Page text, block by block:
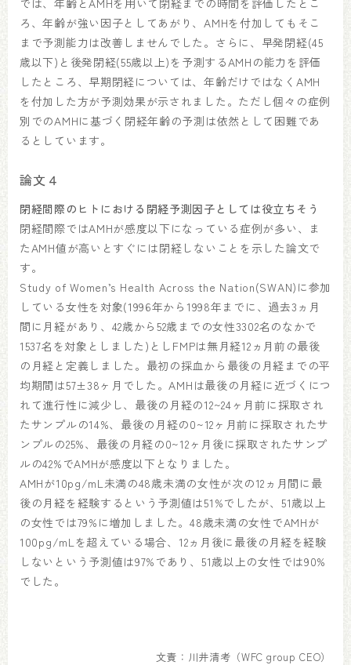
では、年齢とAMHを用いて閉経までの時間を評価したとこ
ろ、年齢が強い因子としてあがり、AMHを付加してもそこ
まで予測能力は改善しませんでした。さらに、早発閉経(45
歳以下)と後発閉経(55歳以上)を予測するAMHの能力を評価
したところ、早期閉経については、年齢だけではなくAMH
を付加した方が予測効果が示されました。ただし個々の症例
別でのAMHに基づく閉経年齢の予測は依然として困難であ
るとしています。
論文４
閉経間際のヒトにおける閉経予測因子としては役立ちそう
閉経間際ではAMHが感度以下になっている症例が多い、ま
たAMH値が高いとすぐには閉経しないことを示した論文で
す。
Study of Women’s Health Across the Nation(SWAN)に参加
している女性を対象(1996年から1998年までに、過去3ヵ月
間に月経があり、42歳から52歳までの女性3302名のなかで
1537名を対象としました)としFMPは無月経12ヵ月前の最後
の月経と定義しました。最初の採血から最後の月経までの平
均期間は57±38ヶ月でした。AMHは最後の月経に近づくにつ
れて進行性に減少し、最後の月経の12~24ヶ月前に採取され
たサンプルの14%、最後の月経の0~12ヶ月前に採取されたサ
ンプルの25%、最後の月経の0~12ヶ月後に採取されたサンプ
ルの42%でAMHが感度以下となりました。
AMHが10pg/mL未満の48歳未満の女性が次の12ヵ月間に最
後の月経を経験するという予測値は51%でしたが、51歳以上
の女性では79%に増加しました。48歳未満の女性でAMHが
100pg/mLを超えている場合、12ヵ月後に最後の月経を経験
しないという予測値は97%であり、51歳以上の女性では90%
でした。
文責：川井清考（WFC group CEO）